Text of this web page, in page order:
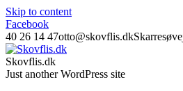
Skip to content
Facebook
40 26 14 47otto@skovflis.dk
Skovflis.dk
Just another WordPress site